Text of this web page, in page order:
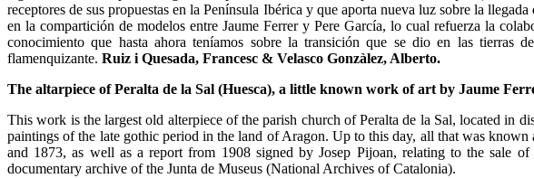
receptores de sus propuestas en la Península Ibérica y que aporta nueva luz sobre la
en la compartición de modelos entre Jaume Ferrer y Pere García, lo cual refuerza la
conocimiento que hasta ahora teníamos sobre la transición que se dio en las
flamenquizante. Ruiz i Quesada, Francesc & Velasco Gonzàlez, Alberto.
The altarpiece of Peralta de la Sal (Huesca), a little known work of art by Jaume
This work is the largest old alterpiece of the parish church of Peralta de la Sal, located in
paintings of the late gothic period in the land of Aragon. Up to this day, all that was
and 1873, as well as a report from 1908 signed by Josep Pijoan, relating to the sale
documentary archive of the Junta de Museus (National Archives of Catalonia).